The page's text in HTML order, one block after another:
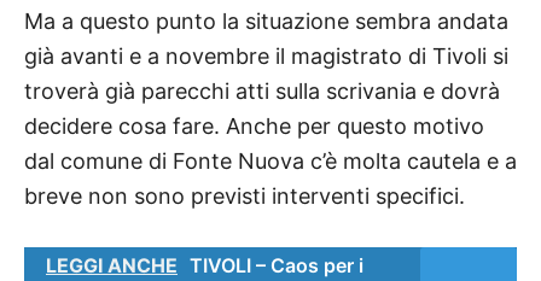
Ma a questo punto la situazione sembra andata
già avanti e a novembre il magistrato di Tivoli si
troverà già parecchi atti sulla scrivania e dovrà
decidere cosa fare. Anche per questo motivo
dal comune di Fonte Nuova c’è molta cautela e a
breve non sono previsti interventi specifici.
LEGGI ANCHE TIVOLI – Caos per i